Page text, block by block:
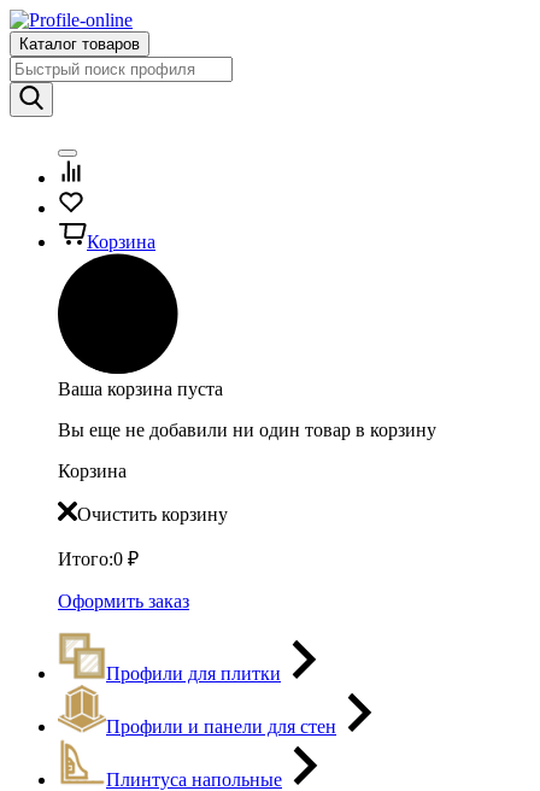
Каталог товаров
Корзина
Ваша корзина пуста
Вы еще не добавили ни один товар в корзину
Корзина
Очистить корзину
Итого:0 ₽
Оформить заказ
Профили для плитки
Профили и панели для стен
Плинтуса напольные